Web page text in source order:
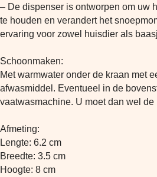
– De dispenser is ontworpen om uw
te houden en verandert het
ervaring voor zowel huisdier als
Schoonmaken:
Met warmwater onder de kraan met
afwasmiddel. Eventueel in de
vaatwasmachine. U moet dan wel
Afmeting:
Lengte: 6.2 cm
Breedte: 3.5 cm
Hoogte: 8 cm